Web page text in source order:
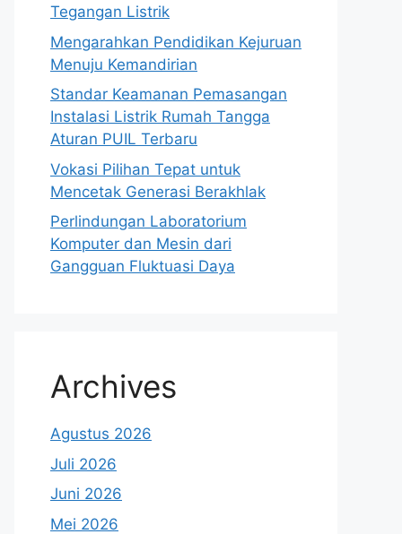
Tegangan Listrik
Mengarahkan Pendidikan Kejuruan
Menuju Kemandirian
Standar Keamanan Pemasangan
Instalasi Listrik Rumah Tangga
Aturan PUIL Terbaru
Vokasi Pilihan Tepat untuk
Mencetak Generasi Berakhlak
Perlindungan Laboratorium
Komputer dan Mesin dari
Gangguan Fluktuasi Daya
Archives
Agustus 2026
Juli 2026
Juni 2026
Mei 2026